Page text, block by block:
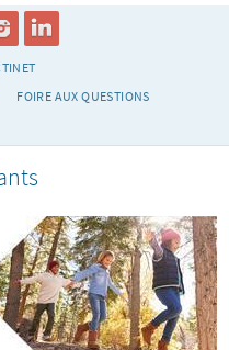
FOIRE AUX QUESTIONS